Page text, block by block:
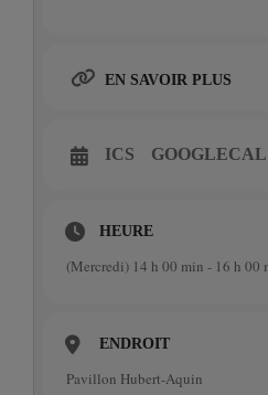
EN SAVOIR PLUS
ICS GOOGLECAL
HEURE
(Mercredi) 14 h 00 min - 16 h 00
ENDROIT
Pavillon Hubert-Aquin